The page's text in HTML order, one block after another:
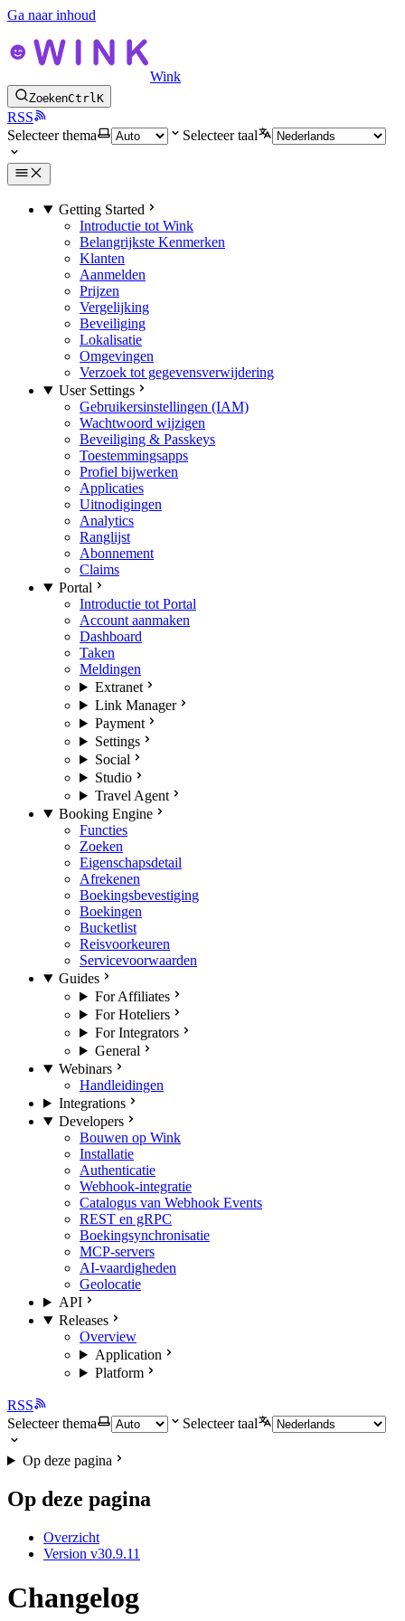
Ga naar inhoud
Wink
ZoekenCtrlK
RSS
Selecteer thema
Selecteer taal
Getting Started
Introductie tot Wink
Belangrijkste Kenmerken
Klanten
Aanmelden
Prijzen
Vergelijking
Beveiliging
Lokalisatie
Omgevingen
Verzoek tot gegevensverwijdering
User Settings
Gebruikersinstellingen (IAM)
Wachtwoord wijzigen
Beveiliging & Passkeys
Toestemmingsapps
Profiel bijwerken
Applicaties
Uitnodigingen
Analytics
Ranglijst
Abonnement
Claims
Portal
Introductie tot Portal
Account aanmaken
Dashboard
Taken
Meldingen
Extranet
Link Manager
Payment
Settings
Social
Studio
Travel Agent
Booking Engine
Functies
Zoeken
Eigenschapsdetail
Afrekenen
Boekingsbevestiging
Boekingen
Bucketlist
Reisvoorkeuren
Servicevoorwaarden
Guides
For Affiliates
For Hoteliers
For Integrators
General
Webinars
Handleidingen
Integrations
Developers
Bouwen op Wink
Installatie
Authenticatie
Webhook-integratie
Catalogus van Webhook Events
REST en gRPC
Boekingsynchronisatie
MCP-servers
AI-vaardigheden
Geolocatie
API
Releases
Overview
Application
Platform
RSS
Selecteer thema
Selecteer taal
Op deze pagina
Op deze pagina
Overzicht
Version v30.9.11
Changelog